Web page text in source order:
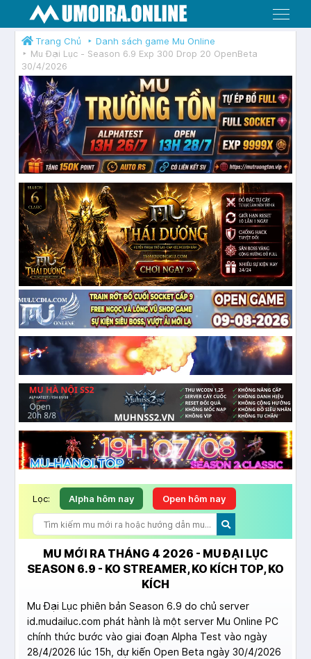
Menu
Trang Chủ
Danh sách game Mu Online
Mu Đại Lục - Season 6.9 Exp 300 Drop 20 OpenBeta
30/4/2026
Lọc: Alpha hôm nay Open hôm nay
MU MỚI RA THÁNG 4 2026 - MU ĐẠI LỤC
SEASON 6.9 - KO STREAMER, KO KÍCH TOP, KO
KÍCH
Mu Đại Lục phiên bản Season 6.9 do chủ server
id.mudailuc.com phát hành là một server Mu Online PC
chính thức bước vào giai đoạn Alpha Test vào ngày
28/4/2026 lúc 15h, dự kiến Open Beta ngày 30/4/2026